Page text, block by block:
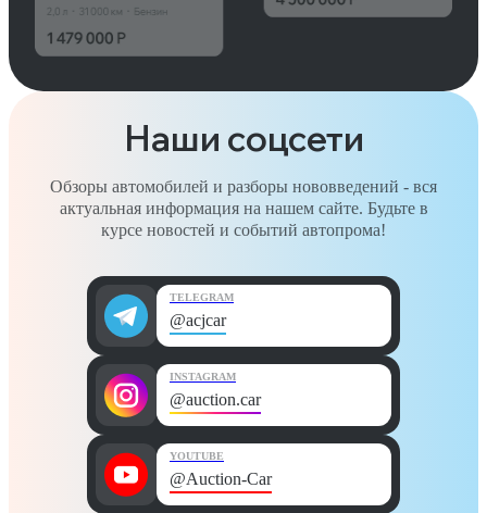
Наши соцсети
Обзоры автомобилей и разборы нововведений - вся
актуальная информация на нашем сайте. Будьте в
курсе новостей и событий автопрома!
TELEGRAM
@acjcar
INSTAGRAM
@auction.car
YOUTUBE
@Auction-Car